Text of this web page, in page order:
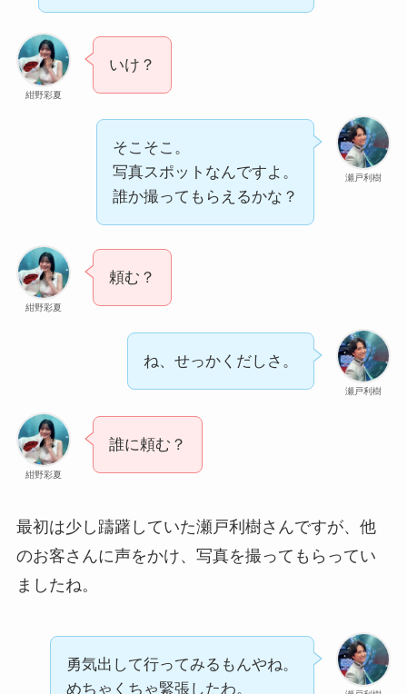
紺野彩夏
いけ？
瀬戸利樹
そこそこ。
写真スポットなんですよ。
誰か撮ってもらえるかな？
紺野彩夏
頼む？
瀬戸利樹
ね、せっかくだしさ。
紺野彩夏
誰に頼む？
最初は少し躊躇していた瀬戸利樹さんですが、他
のお客さんに声をかけ、写真を撮ってもらってい
ましたね。
勇気出して行ってみるもんやね。
めちゃくちゃ緊張したわ。